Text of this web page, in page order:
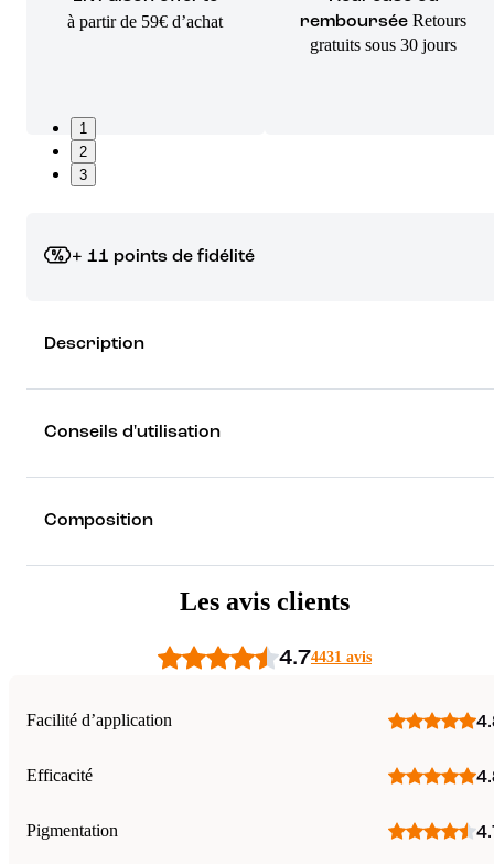
à partir de 59€ d’achat
remboursée Retours
gratuits sous 30 jours
1
2
3
+ 11 points de fidélité
rêver !
Découvrez les récompenses
Description
Conseils d'utilisation
Composition
Les avis clients
4.74431 avis
Facilité d’application
Efficacité
Pigmentation